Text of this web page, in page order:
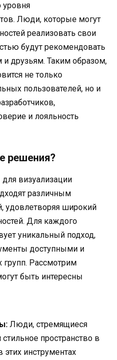
Люди, которые могут
реализовать свои
будут рекомендовать
друзьям. Таким образом,
не только
пользователей, но и
и лояльность
решения?
визуализации
различным
удовлетворяя широкий
Для каждого
уникальный подход,
доступными и
Рассмотрим
быть интересны
Люди, стремящиеся
пространство в
инструментах